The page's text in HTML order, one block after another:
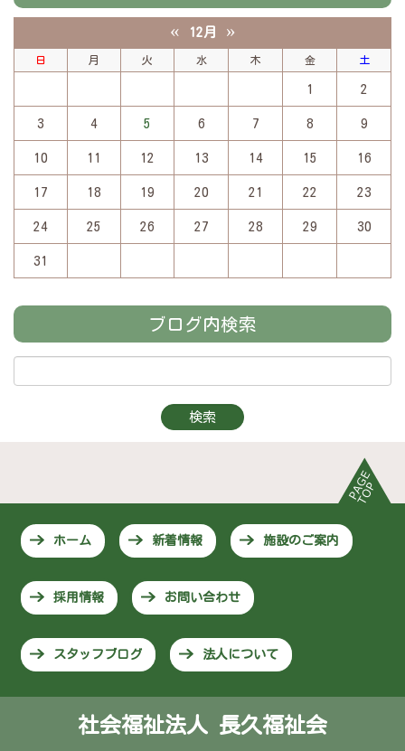
« 12月 »
日 月 火 水 木 金 土
1 2
3 4 5 6 7 8 9
10 11 12 13 14 15 16
17 18 19 20 21 22 23
24 25 26 27 28 29 30
31
ブログ内検索
ホーム 新着情報 施設のご案内
採用情報 お問い合わせ
スタッフブログ 法人について
社会福祉法人 長久福祉会